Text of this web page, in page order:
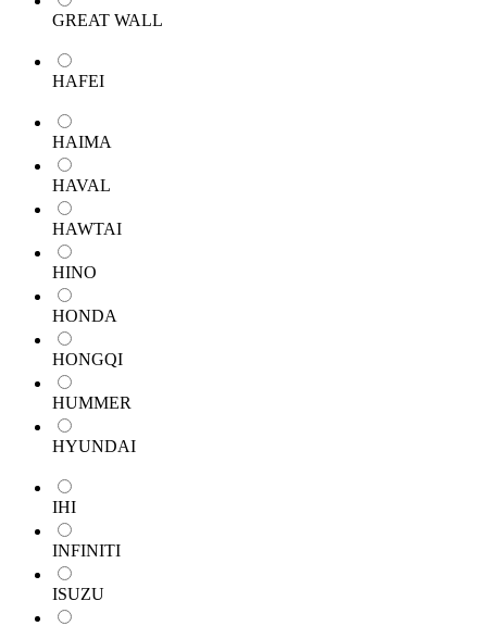
GREAT WALL
HAFEI
HAIMA
HAVAL
HAWTAI
HINO
HONDA
HONGQI
HUMMER
HYUNDAI
IHI
INFINITI
ISUZU